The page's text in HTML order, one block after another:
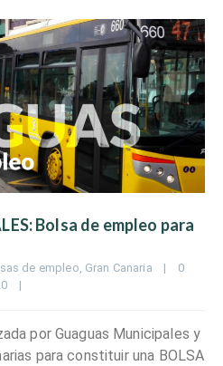
Bolsa de empleo para
de empleo, Gran Canaria |
0
|
por Guaguas Municipales y
para constituir una BOLSA